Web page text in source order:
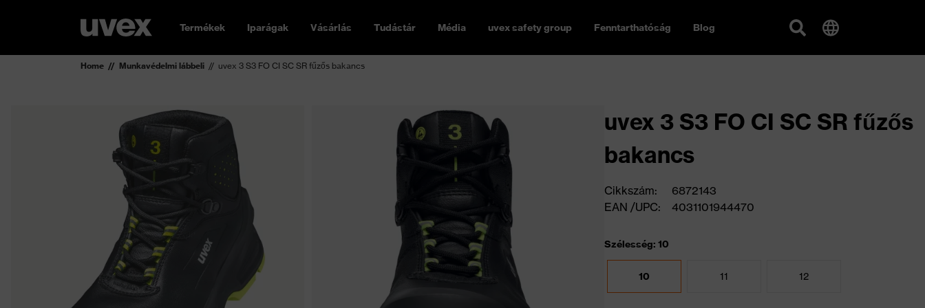
Termékek Iparágak Vásárlás Tudástár Média uvex safety group Fenntarthatóság Blog
Home Munkavédelmi lábbeli uvex 3 S3 FO CI SC SR fűzős bakancs
uvex 3 S3 FO CI SC SR fűzős
bakancs
Cikkszám:
6872143
EAN /UPC:
4031101944470
Szélesség: 10
10 11 12